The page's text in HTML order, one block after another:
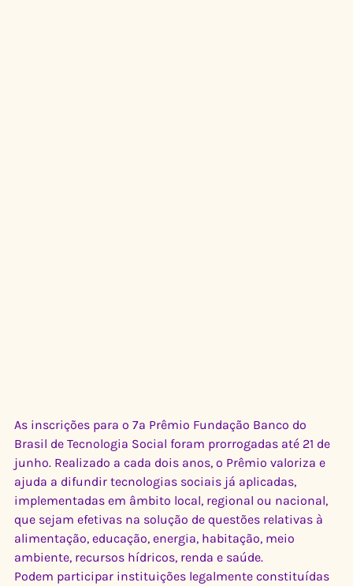
As inscrições para o 7ª Prêmio Fundação Banco do
Brasil de Tecnologia Social foram prorrogadas até 21 de
junho. Realizado a cada dois anos, o Prêmio valoriza e
ajuda a difundir tecnologias sociais já aplicadas,
implementadas em âmbito local, regional ou nacional,
que sejam efetivas na solução de questões relativas à
alimentação, educação, energia, habitação, meio
ambiente, recursos hídricos, renda e saúde.
Podem participar instituições legalmente constituídas